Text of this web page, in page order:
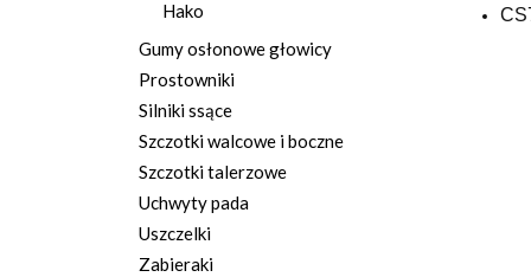
Hako
Gumy osłonowe głowicy
Prostowniki
Silniki ssące
Szczotki walcowe i boczne
Szczotki talerzowe
Uchwyty pada
Uszczelki
Zabieraki